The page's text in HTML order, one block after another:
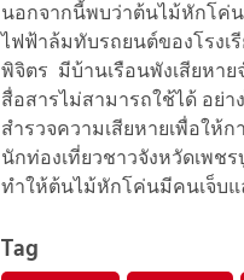
นอกจากนี้พบว่าต้นไม้หักโค่
ไฟฟ้าล้มทับรถยนต์ของโรงเ
พิจิตร มีบ้านเรือนพังเสียหา
สื่อสารไม่สามารถใช้ได้ อย่า
สำรวจความเสียหายเพื่อให้ก
นักท่องเที่ยวชาวจังหวัดเพช
ทำให้ต้นไม้หักโค่นมีคนเจ็บ
Tag